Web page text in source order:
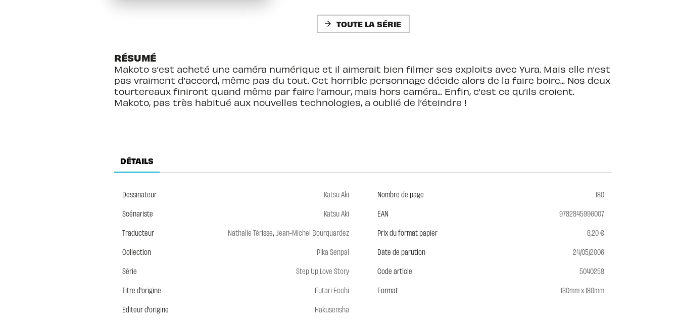
arrow_forward TOUTE LA SÉRIE
RÉSUMÉ
Makoto s’est acheté une caméra numérique et il aimerait bien filmer ses exploits avec Yura. Mais elle n’est
pas vraiment d’accord, même pas du tout. Cet horrible personnage décide alors de la faire boire... Nos deux
tourtereaux finiront quand même par faire l’amour, mais hors caméra... Enfin, c’est ce qu’ils croient.
Makoto, pas très habitué aux nouvelles technologies, a oublié de l’éteindre !
DÉTAILS
Dessinateur
Katsu Aki
Scénariste
Katsu Aki
Traducteur
Nathalie Térisse, Jean-Michel Bourquardez
Collection
Pika Senpai
Série
Step Up Love Story
Titre d'origine
Futari Ecchi
Editeur d'origine
Hakusensha
Nombre de page
180
EAN
9782845996007
Prix du format papier
8,20 €
Date de parution
24/05/2006
Code article
5040258
Format
130mm x 180mm